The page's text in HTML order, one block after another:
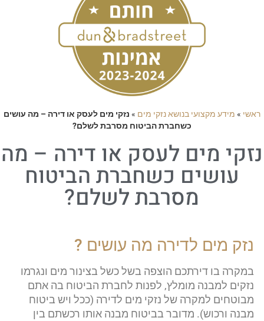
ראשי » מידע מקצועי בנושא נזקי מים » נזקי מים לעסק או דירה – מה עושים
כשחברת הביטוח מסרבת לשלם?
נזקי מים לעסק או דירה – מה
עושים כשחברת הביטוח
מסרבת לשלם?
נזק מים לדירה מה עושים ?
במקרה בו דירתכם הוצפה בשל כשל בצינור מים ונגרמו
נזקים למבנה מומלץ, לפנות לחברת הביטוח בה אתם
מבוטחים למקרה של נזקי מים לדירה (ככל ויש ביטוח
מבנה ורכוש). מדובר בביטוח מבנה אותו רכשתם בין